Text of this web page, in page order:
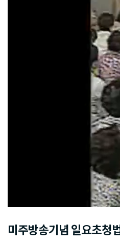
미주방송기념 일요초청